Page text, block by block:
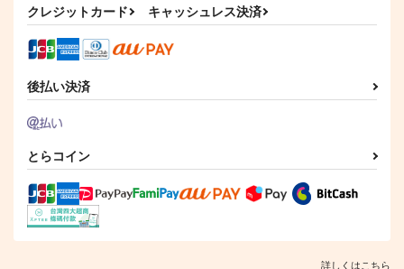
作品詳細 作品詳細
クレジットカード キャッシュレス決済
後払い決済
とらコイン
詳しくはこちら